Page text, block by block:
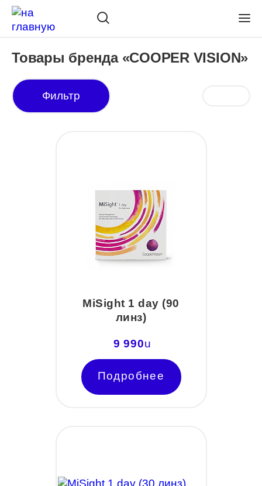
Товары бренда «COOPER VISION»
Фильтр
MiSight 1 day (90
линз)
9 990u
Подробнее